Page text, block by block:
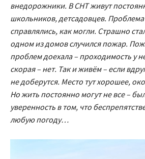
внедорожники. В СНТ живут
школьников, детсадовцев.
справлялись, как могли. Страшно
одном из домов случился пожар.
проблем доехала – проходимость у
скорая – нет. Так и живём – если
не доберутся. Место тут хорошее,
Но жить постоянно могут не все –
уверенность в том, что
любую погоду…